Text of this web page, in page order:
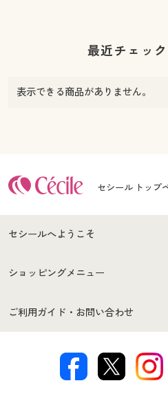
最近チェッ
表示できる商品がありません。
セシール トップ
セシールへようこそ
はじめての方へ
セシールご利用規約
著作権・商標について
ショッピングメニュー
商品カテゴリ
ご利用ガイド・お問い合わせ
交換・返品は